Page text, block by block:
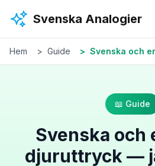
Svenska Analogier
Hem Guide Svenska och engelska
📖 Guide
Svenska och
djuruttryck —